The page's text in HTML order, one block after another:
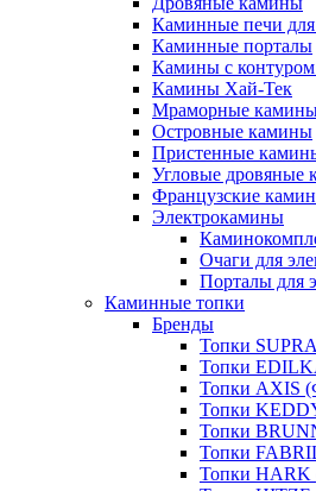
Каминные печи для
Каминные порталы
Камины с
Камины Хай-Тек
Мраморные
Островные камины
Пристенные
Угловые дровяные
Французские
Электрокамины
Очаги для
Порталы для
Каминные топки
Бренды
Топки
Топки
Топки AXIS
Топки
Топки
Топки
Топки HARK